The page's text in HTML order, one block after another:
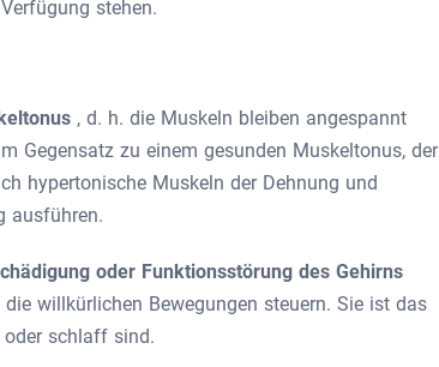
stehen.
, d. h. die Muskeln bleiben angespannt
Gegensatz zu einem gesunden Muskeltonus, der
hypertonische Muskeln der Dehnung und
ausführen.
oder Funktionsstörung des Gehirns
willkürlichen Bewegungen steuern. Sie ist das
oder schlaff sind.